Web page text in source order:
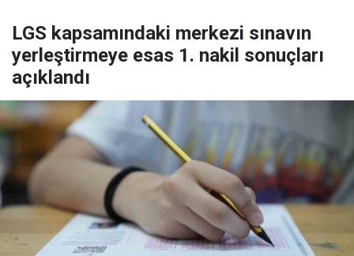
LGS kapsamındaki merkezi sınavın
yerleştirmeye esas 1. nakil sonuçları
açıklandı